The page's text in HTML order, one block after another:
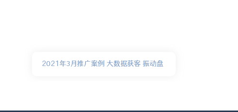
2021年3月推广案例 大数据获客 振动盘